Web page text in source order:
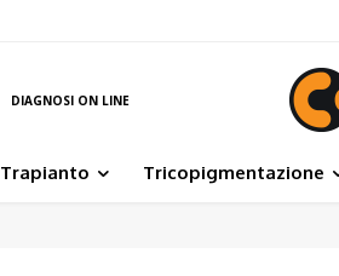
DIAGNOSI ON LINE
Trapianto Tricopigmentazione